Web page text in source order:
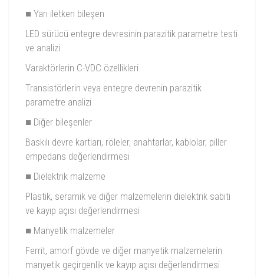
■ Yarı iletken bileşen
LED sürücü entegre devresinin parazitik parametre testi
ve analizi
Varaktörlerin C-VDC özellikleri
Transistörlerin veya entegre devrenin parazitik
parametre analizi
■ Diğer bileşenler
Baskılı devre kartları, röleler, anahtarlar, kablolar, piller
empedans değerlendirmesi
■ Dielektrik malzeme
Plastik, seramik ve diğer malzemelerin dielektrik sabiti
ve kayıp açısı değerlendirmesi
■ Manyetik malzemeler
Ferrit, amorf gövde ve diğer manyetik malzemelerin
manyetik geçirgenlik ve kayıp açısı değerlendirmesi